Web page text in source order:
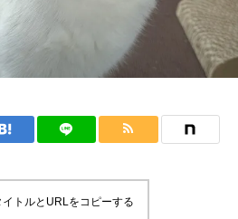
イトルとURLをコピーする